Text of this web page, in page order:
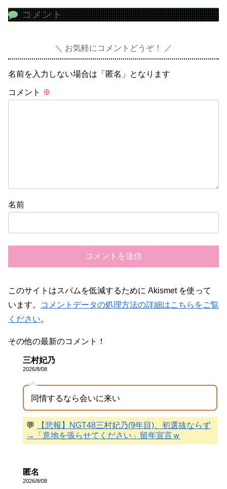
コメント
お気軽にコメントどうぞ！
名前を入力しない場合は「匿名」となります
コメント ※
名前
このサイトはスパムを低減するために Akismet を使って
います。
コメントデータの処理方法の詳細はこちらをご覧
ください。
その他の最新のコメント！
三村妃乃
2026/8/08
同情するなら会いに来い
💬
【悲報】NGT48三村妃乃(9年目)、初選抜ならず
→「意地を張らせてください」留年宣言ｗ
匿名
2026/8/08